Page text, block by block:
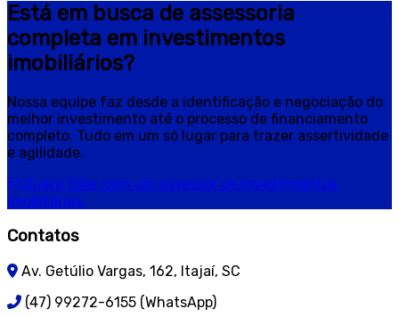
Está em busca de assessoria
completa em investimentos
imobiliários?
Nossa equipe faz desde a identificação e negociação do
melhor investimento até o processo de financiamento
completo. Tudo em um só lugar para trazer assertividade
e agilidade.
Quero falar com um assessor de investimentos
imobiliários.
Contatos
Av. Getúlio Vargas, 162, Itajaí, SC
(47) 99272-6155 (WhatsApp)